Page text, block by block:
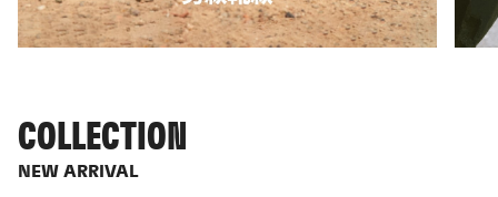
COLLECTION
NEW ARRIVAL